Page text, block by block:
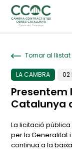
Tornar al llistat
LA CAMBRA 02
Presentem
Catalunya
La licitació pública
per la Generalitat
continua a la baixa